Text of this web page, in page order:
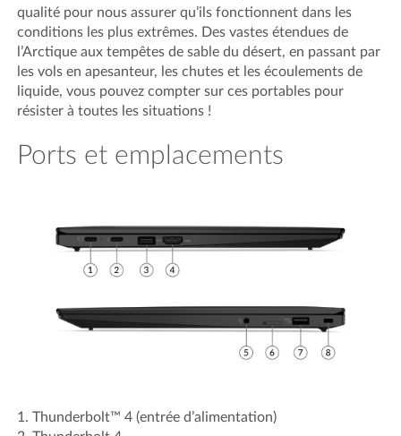
qualité pour nous assurer qu’ils fonctionnent dans les
conditions les plus extrêmes. Des vastes étendues de
l’Arctique aux tempêtes de sable du désert, en passant par
les vols en apesanteur, les chutes et les écoulements de
liquide, vous pouvez compter sur ces portables pour
résister à toutes les situations !
Ports et emplacements
1 . Thunderbolt™ 4 (entrée d’alimentation)